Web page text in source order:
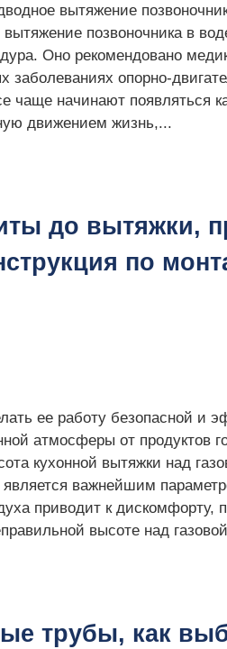
вытяжение
позвоночника в
Оно рекомендовано
опорно-
чаще начинают появляться
движением жизнь,...
до вытяжки,
по
ее работу безопасной и
атмосферы от продуктов
кухонной вытяжки над
важнейшим
приводит к дискомфорту,
высоте над
трубы, как